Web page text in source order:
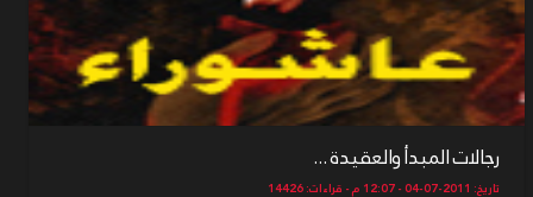
رجالات المبدأ والعقيدة ...
تاريخ: 2011-07-04 - 12:07 م - قراءات: 14426